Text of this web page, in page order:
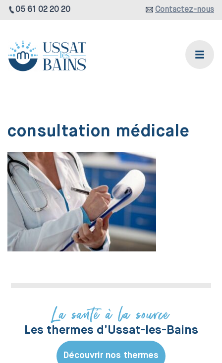
05 61 02 20 20 Contactez-nous
consultation médicale
La santé à la source
Les thermes d’Ussat-les-Bains
Découvrir nos thermes